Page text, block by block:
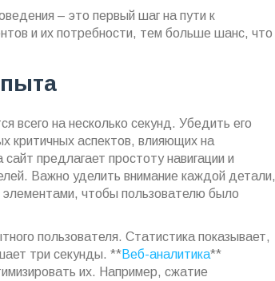
– это первый шаг на пути к
и их потребности, тем больше шанс, что
всего на несколько секунд. Убедить его
критичных аспектов, влияющих на
предлагает простоту навигации и
Важно уделить внимание каждой детали,
элементами, чтобы пользователю было
пользователя. Статистика показывает,
три секунды. **Веб-аналитика**
их. Например, сжатие